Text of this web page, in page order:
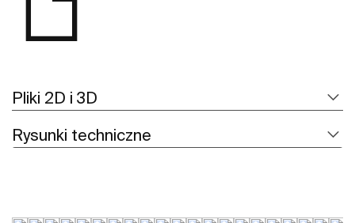
Pliki 2D i 3D
Rysunki techniczne